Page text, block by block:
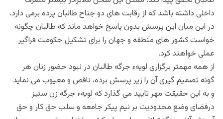
داخلی داشته باشد که از رقابت های دو جناح طالبان پرده برمی دارد.
در این میان این پرسش بدون پاسخ خواهد ماند که طالبان چگونه
خواست کشور های منطقه و جهان را برای تشکیل حکومت فراگیر
عملی خواهند کرد.
از همه مهمتر برگزاری لویهء جرگه طالبان در نبود حضور زنان هر
گونه تصمیم گیری آن را زیر پرسش برده، ناقص و معیوب می نمايد
و به این حقیقت مهر تایید می گذارد که لویهء جرگه زن ستیز
درفضای وضع محدودیت بر نیم پیکر جامعه و سلب حق کار و حق